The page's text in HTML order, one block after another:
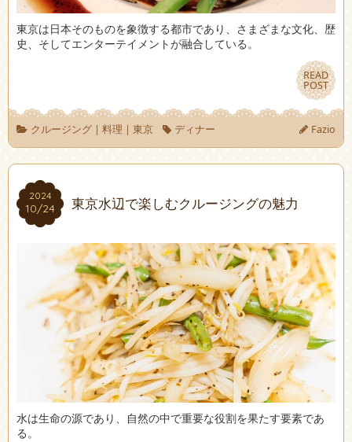
東京は日本そのものを象徴する都市であり、さまざまな文化、歴
史、そしてエンターテイメントが融合している。
READ
POST
READ
POST
クルージング| 料理 | 東京 ディナー Fazio
2024
10/24
2024
10/24 東京水辺で楽しむクルージングの魅力
水は生命の源であり、自然の中で重要な役割を果たす要素であ
る。